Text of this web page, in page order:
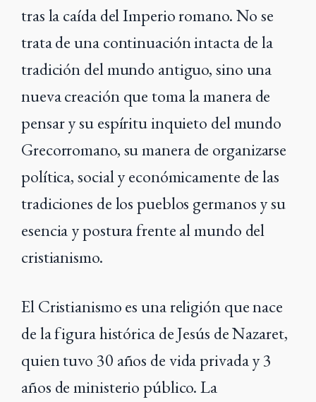
tras la caída del Imperio romano. No se
trata de una continuación intacta de la
tradición del mundo antiguo, sino una
nueva creación que toma la manera de
pensar y su espíritu inquieto del mundo
Grecorromano, su manera de organizarse
política, social y económicamente de las
tradiciones de los pueblos germanos y su
esencia y postura frente al mundo del
cristianismo.
El Cristianismo es una religión que nace
de la figura histórica de Jesús de Nazaret,
quien tuvo 30 años de vida privada y 3
años de ministerio público. La